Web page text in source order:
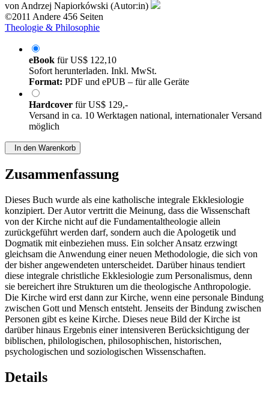
vonAndrzej Napiorkówski (Autor:in)
©2011 Andere 456 Seiten
Theologie & Philosophie
eBook fürUS$ 122,10
Sofort herunterladen. Inkl. MwSt.
Format: PDF und ePUB – für alle Geräte
Hardcover fürUS$ 129,-
Versand in ca. 10 Werktagen national, internationaler Versand
möglich
In den Warenkorb
Zusammenfassung
Dieses Buch wurde als eine katholische integrale Ekklesiologie
konzipiert. Der Autor vertritt die Meinung, dass die Wissenschaft
von der Kirche nicht auf die Fundamentaltheologie allein
zurückgeführt werden darf, sondern auch die Apologetik und
Dogmatik mit einbeziehen muss. Ein solcher Ansatz erzwingt
gleichsam die Anwendung einer neuen Methodologie, die sich von
der bisher angewendeten unterscheidet. Darüber hinaus tendiert
diese integrale christliche Ekklesiologie zum Personalismus, denn
sie bereichert ihre Strukturen um die theologische Anthropologie.
Die Kirche wird erst dann zur Kirche, wenn eine personale Bindung
zwischen Gott und Mensch entsteht. Jenseits der Bindung zwischen
Personen gibt es keine Kirche. Dieses neue Bild der Kirche ist
darüber hinaus Ergebnis einer intensiveren Berücksichtigung der
biblischen, philologischen, philosophischen, historischen,
psychologischen und soziologischen Wissenschaften.
Details